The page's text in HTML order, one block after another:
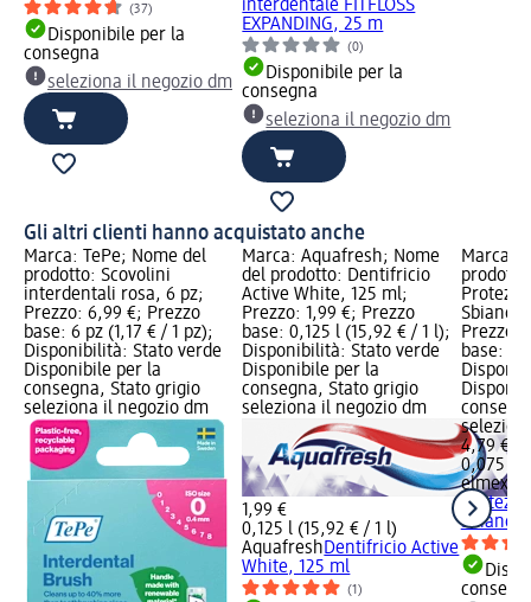
(37)
Disponibile per la
consegna
seleziona il negozio dm
interdentale FITFLOSS
EXPANDING, 25 m
(0)
Disponibile per la
consegna
seleziona il negozio dm
Gli altri clienti hanno acquistato anche
Marca: TePe; Nome del
prodotto: Scovolini
interdentali rosa, 6 pz;
Prezzo: 6,99 €; Prezzo
base: 6 pz (1,17 € / 1 pz);
Disponibilità: Stato verde
Disponibile per la
consegna, Stato grigio
seleziona il negozio dm
Marca: Aquafresh; Nome
del prodotto: Dentifricio
Active White, 125 ml;
Prezzo: 1,99 €; Prezzo
base: 0,125 l (15,92 € / 1 l);
Disponibilità: Stato verde
Disponibile per la
consegna, Stato grigio
seleziona il negozio dm
1,99 €
0,125 l (15,92 € / 1 l)
AquafreshDentifricio Active
White, 125 ml
(1)
Marca:
Prezzo:
base:
4,79 €
0,075 l
elmex